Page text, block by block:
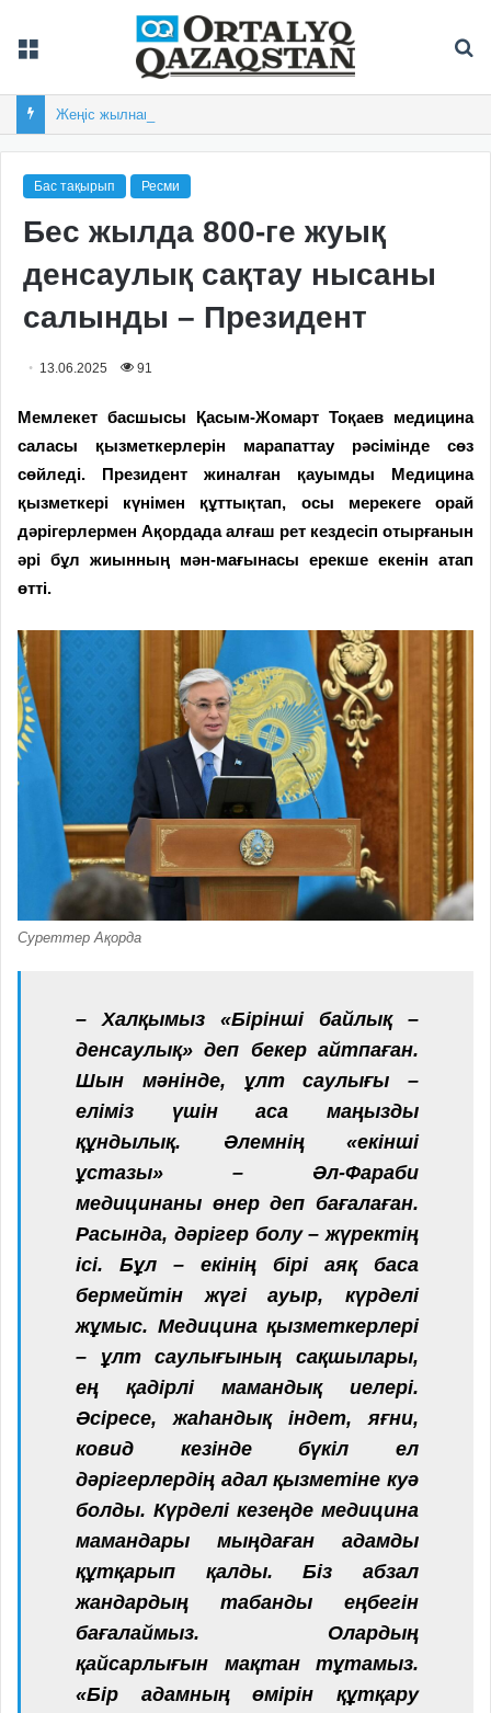
Жеңіс жылнамасының бастауы
Бас тақырып Ресми
Бес жылда 800-ге жуық
денсаулық сақтау нысаны
салынды – Президент
13.06.2025 91
Мемлекет басшысы Қасым-Жомарт Тоқаев медицина
саласы қызметкерлерін марапаттау рәсімінде сөз
сөйледі. Президент жиналған қауымды Медицина
қызметкері күнімен құттықтап, осы мерекеге орай
дәрігерлермен Ақордада алғаш рет кездесіп отырғанын
әрі бұл жиынның мән-мағынасы ерекше екенін атап
өтті.
Суреттер Ақорда
– Халқымыз «Бірінші байлық –
денсаулық» деп бекер айтпаған.
Шын мәнінде, ұлт саулығы –
еліміз үшін аса маңызды
құндылық. Әлемнің «екінші
ұстазы» – Әл-Фараби
медицинаны өнер деп бағалаған.
Расында, дәрігер болу – жүректің
ісі. Бұл – екінің бірі аяқ баса
бермейтін жүгі ауыр, күрделі
жұмыс. Медицина қызметкерлері
– ұлт саулығының сақшылары,
ең қадірлі мамандық иелері.
Әсіресе, жаһандық індет, яғни,
ковид кезінде бүкіл ел
дәрігерлердің адал қызметіне куә
болды. Күрделі кезеңде медицина
мамандары мыңдаған адамды
құтқарып қалды. Біз абзал
жандардың табанды еңбегін
бағалаймыз. Олардың
қайсарлығын мақтан тұтамыз.
«Бір адамның өмірін құтқару